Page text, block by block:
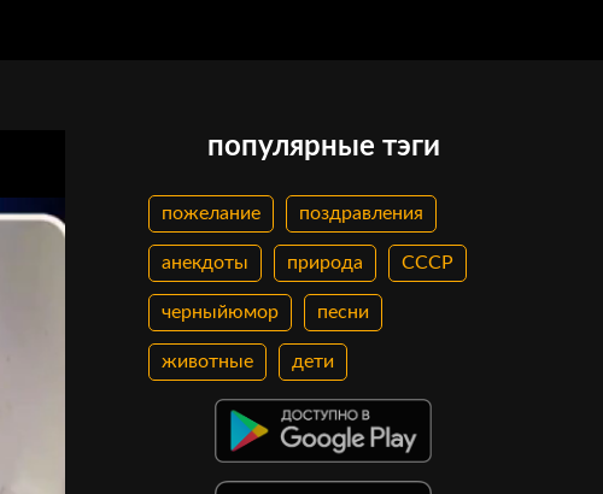
популярные тэги
пожелание поздравления
анекдоты природа СССР
черныйюмор песни
животные дети